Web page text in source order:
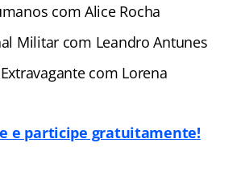
com Alice Rocha
Militar com Leandro Antunes
com Lorena
e participe gratuitamente!